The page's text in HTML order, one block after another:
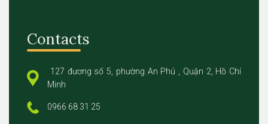
Contacts
127 đương số 5, phường An Phú , Quận 2, Hồ Chí
Minh
0966 68 31 25